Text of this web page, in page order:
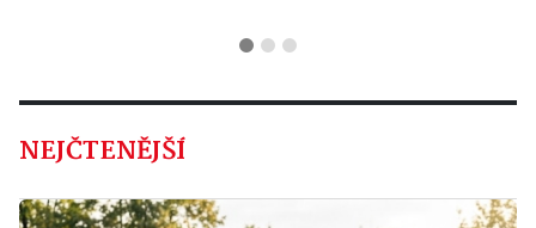
NEJČTENĚJŠÍ